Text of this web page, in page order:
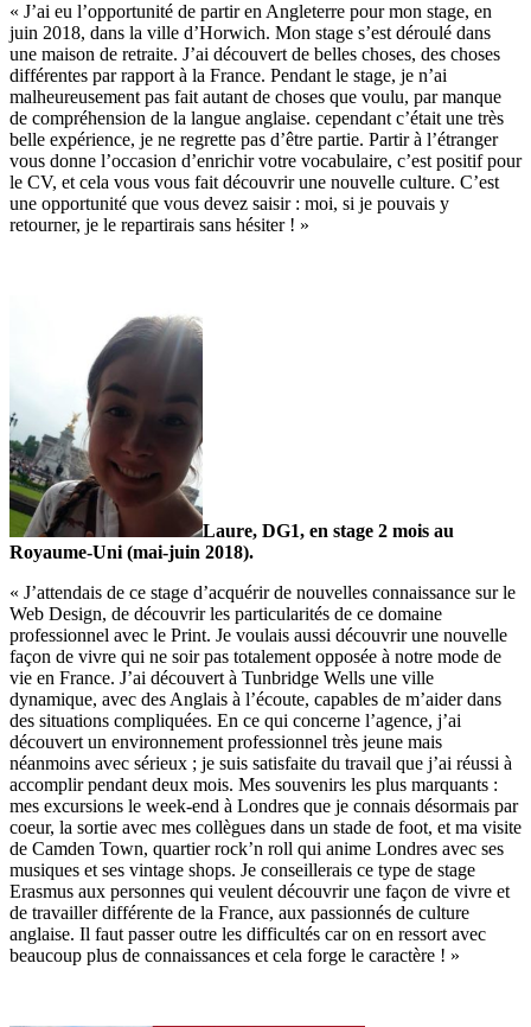
« J’ai eu l’opportunité de partir en Angleterre pour mon stage, en
juin 2018, dans la ville d’Horwich. Mon stage s’est déroulé dans
une maison de retraite. J’ai découvert de belles choses, des choses
différentes par rapport à la France. Pendant le stage, je n’ai
malheureusement pas fait autant de choses que voulu, par manque
de compréhension de la langue anglaise. cependant c’était une très
belle expérience, je ne regrette pas d’être partie. Partir à l’étranger
vous donne l’occasion d’enrichir votre vocabulaire, c’est positif pour
le CV, et cela vous vous fait découvrir une nouvelle culture. C’est
une opportunité que vous devez saisir : moi, si je pouvais y
retourner, je le repartirais sans hésiter ! »
Laure, DG1, en stage 2 mois au
Royaume-Uni (mai-juin 2018).
« J’attendais de ce stage d’acquérir de nouvelles connaissance sur le
Web Design, de découvrir les particularités de ce domaine
professionnel avec le Print. Je voulais aussi découvrir une nouvelle
façon de vivre qui ne soir pas totalement opposée à notre mode de
vie en France. J’ai découvert à Tunbridge Wells une ville
dynamique, avec des Anglais à l’écoute, capables de m’aider dans
des situations compliquées. En ce qui concerne l’agence, j’ai
découvert un environnement professionnel très jeune mais
néanmoins avec sérieux ; je suis satisfaite du travail que j’ai réussi à
accomplir pendant deux mois. Mes souvenirs les plus marquants :
mes excursions le week-end à Londres que je connais désormais par
coeur, la sortie avec mes collègues dans un stade de foot, et ma visite
de Camden Town, quartier rock’n roll qui anime Londres avec ses
musiques et ses vintage shops. Je conseillerais ce type de stage
Erasmus aux personnes qui veulent découvrir une façon de vivre et
de travailler différente de la France, aux passionnés de culture
anglaise. Il faut passer outre les difficultés car on en ressort avec
beaucoup plus de connaissances et cela forge le caractère ! »